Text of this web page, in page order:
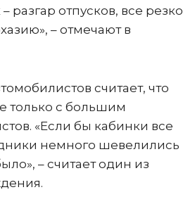
– разгар отпусков, все резко
– отмечают в
считает, что
только с большим
«Если бы кабинки все
немного шевелились
– считает один из